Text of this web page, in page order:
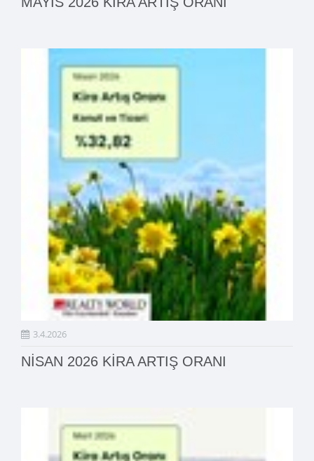
3.4.2026
NİSAN 2026 KİRA ARTIŞ ORANI